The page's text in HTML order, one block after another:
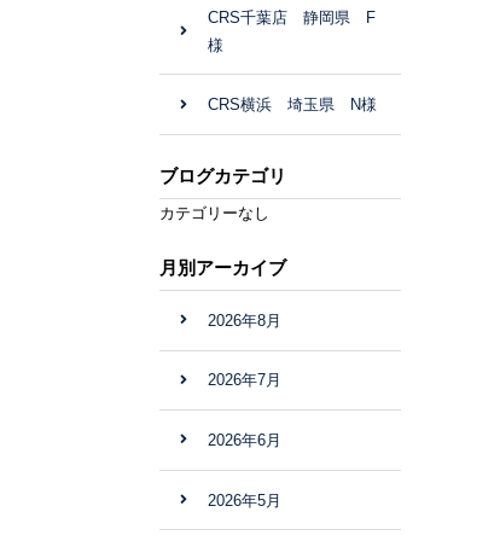
CRS千葉店 静岡県 F
様
CRS横浜 埼玉県 N様
ブログカテゴリ
カテゴリーなし
月別アーカイブ
2026年8月
2026年7月
2026年6月
2026年5月